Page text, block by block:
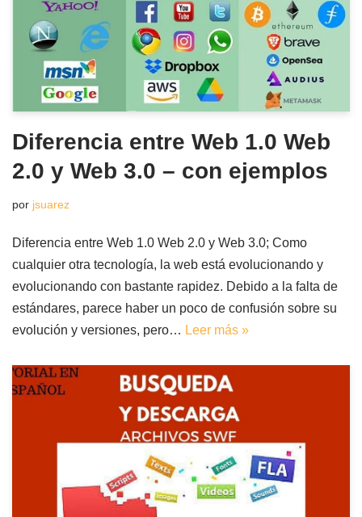
Diferencia entre Web 1.0 Web
2.0 y Web 3.0 – con ejemplos
por jsuarez
Diferencia entre Web 1.0 Web 2.0 y Web 3.0; Como
cualquier otra tecnología, la web está evolucionando y
evolucionando con bastante rapidez. Debido a la falta de
estándares, parece haber un poco de confusión sobre su
evolución y versiones, pero… Leer más »